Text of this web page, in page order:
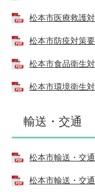
松本市医療救護
松本市防疫対策
松本市食品衛生
松本市環境衛生
輸送・交通
松本市輸送・交
松本市輸送・交